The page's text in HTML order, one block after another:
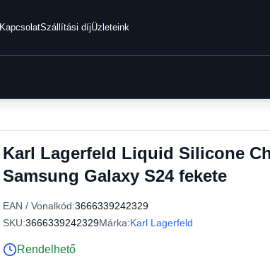
KapcsolatSzállítási díjÜzleteink
Karl Lagerfeld Liquid Silicone
Samsung Galaxy S24 fekete
EAN / Vonalkód:3666339242329
SKU:3666339242329Márka:Karl Lagerfeld
Rendelhető